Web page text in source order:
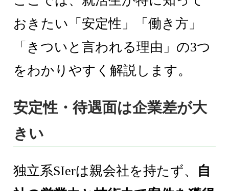
おきたい「安定性」「働き方」
「きついと言われる理由」の3つ
をわかりやすく解説します。
安定性・待遇面は企業差が大
きい
独立系SIerは親会社を持たず、 自